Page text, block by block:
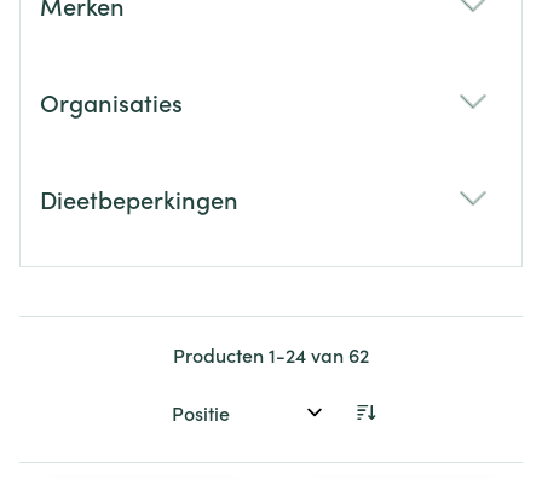
Organisaties
Dieetbeperkingen
Producten1-24van 62
Sorteer op: